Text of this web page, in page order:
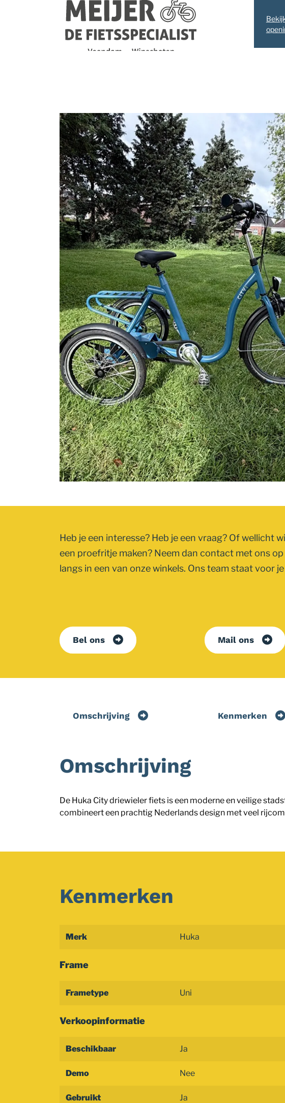
Navigatie
overslaan
Heb je een interesse? Heb je een vraag? Of wellicht
een proefritje maken? Neem dan contact met ons
langs in een van onze winkels. Ons team staat voor
Bel ons Mail ons
Omschrijving Kenmerken
Omschrijving
De Huka City driewieler fiets is een moderne en veilige
combineert een prachtig Nederlands design met veel
Kenmerken
Merk Huka
Frame
Frametype Uni
Verkoopinformatie
Beschikbaar Ja
Demo Nee
Gebruikt Ja